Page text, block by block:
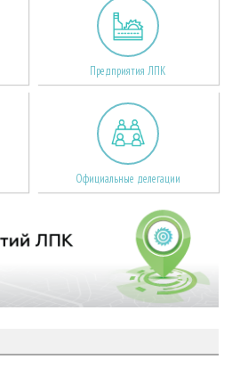
Предприятия ЛПК
Официальные делегации